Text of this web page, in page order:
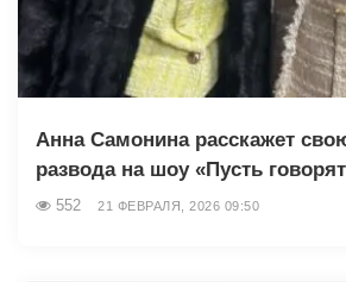
Анна Самонина расскажет
развода на шоу «Пусть
552 21 ФЕВРАЛЯ, 2026 09:50